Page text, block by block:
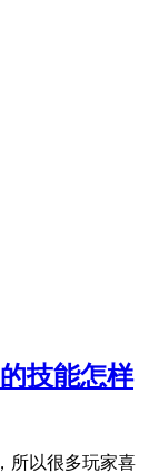
技能怎样
以很多玩家喜